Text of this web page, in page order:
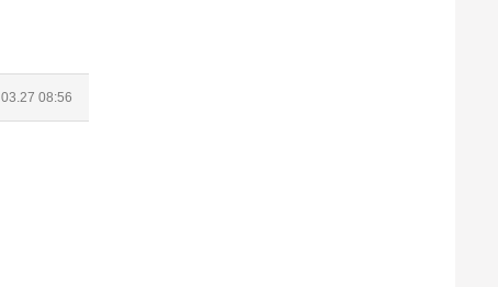
03.27 08:56